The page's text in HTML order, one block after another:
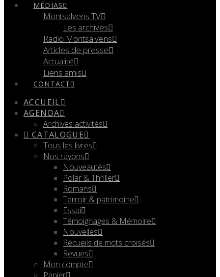
MÉDIAS
Montsalvens TV
Les archives
Radio Montsalvens
Articles de presse
Actualité
Liens amis
CONTACT
ACCUEIL
AGENDA
Archives activités
CATALOGUE
Tous les livres
Nos rayons
Nouveautés
Polar & Thriller
Romans
Terroir & patrimoine
Essai
Témoignages & Mémoire
Nouvelles
Recueils de mots croisés
Revues
Mon compte